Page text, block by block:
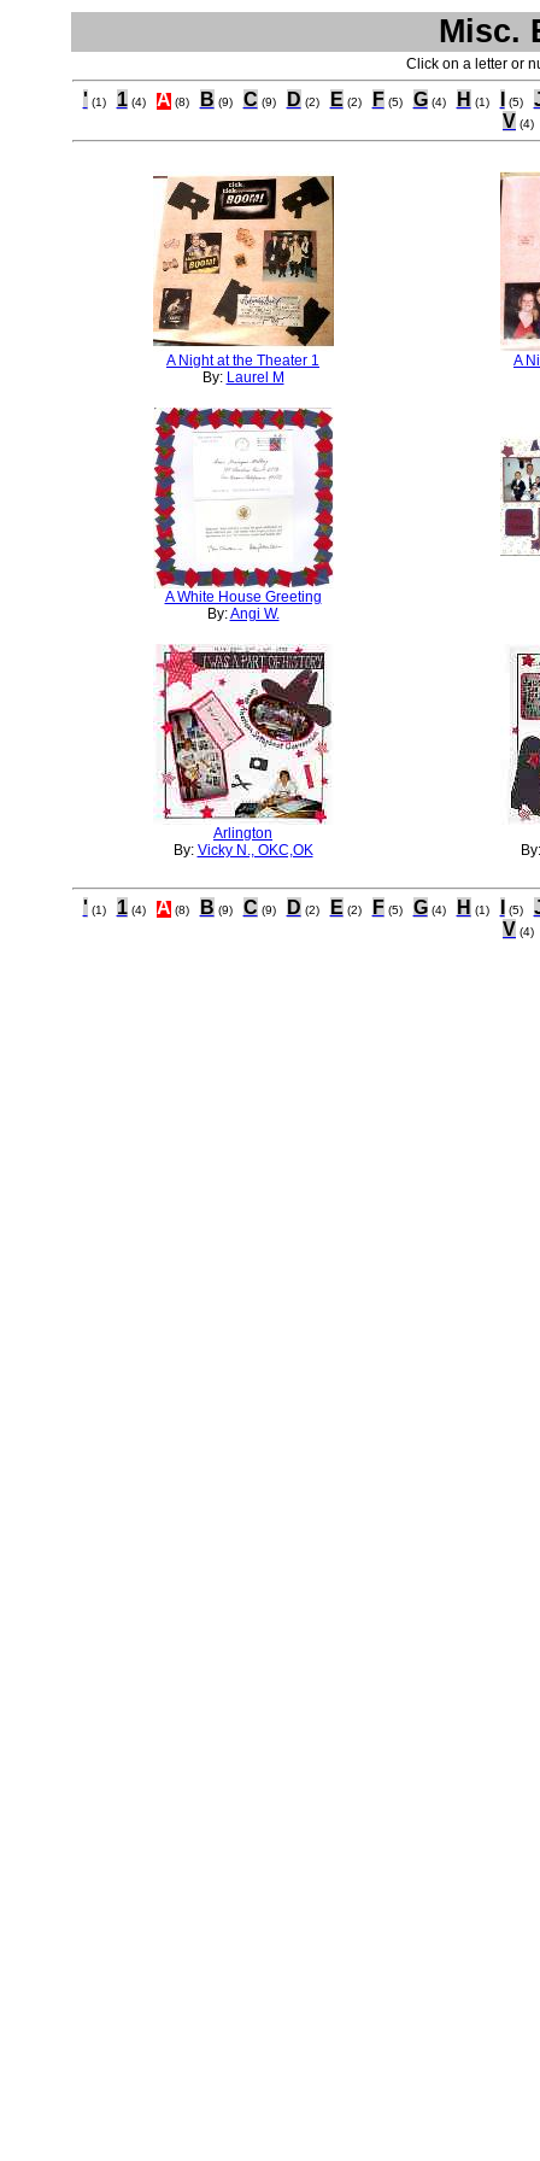
Misc.
Click on a letter or
' (1) 1 (4) A (8) B (9) C (9) D (2) E (2) F (5) G (4) H (1) (5)
V (4)
A Night at the Theater 1
By: Laurel M
A
A White House Greeting
By:Angi W.
Arlington
By: Vicky N., OKC,OK
' (1) 1 (4) A (8) B (9) C (9) D (2) E (2) F (5) G (4) H (1) (5)
V (4)